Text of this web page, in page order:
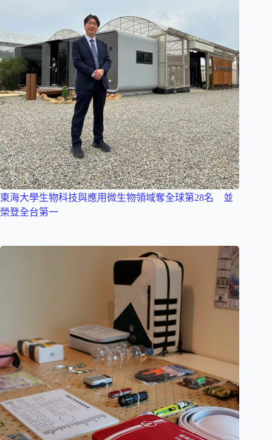
東海大學生物科技與應用微生物領域奪全球第28名 並
榮登全台第一